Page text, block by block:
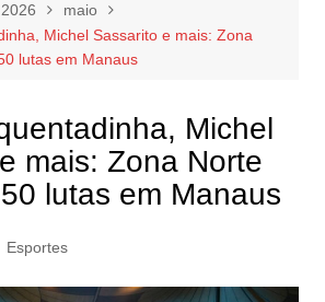
2026
maio
Michel Sassarito e mais: Zona
lutas em Manaus
Michel
mais: Zona Norte
lutas em Manaus
Esportes